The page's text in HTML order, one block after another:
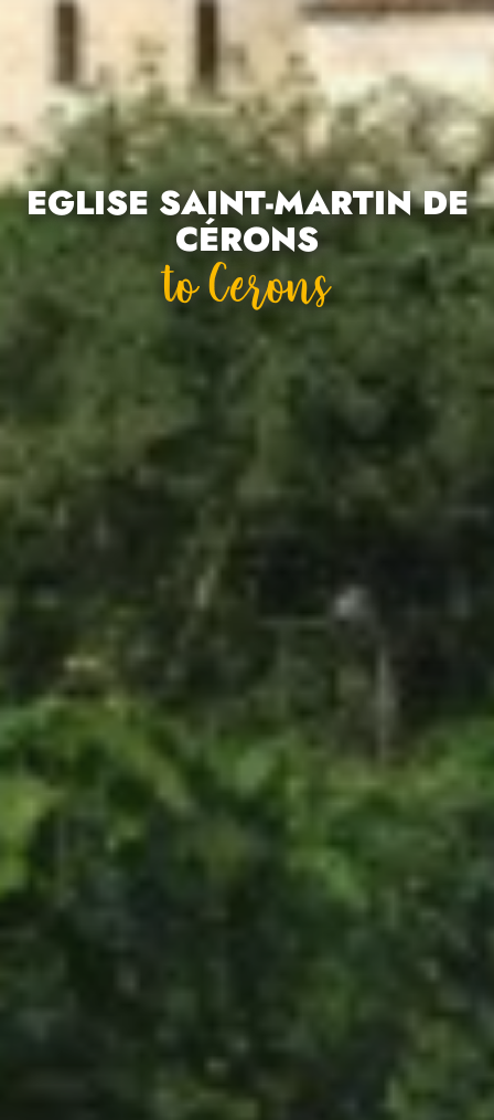
EGLISE SAINT-MARTIN DE
CÉRONS
To Cerons